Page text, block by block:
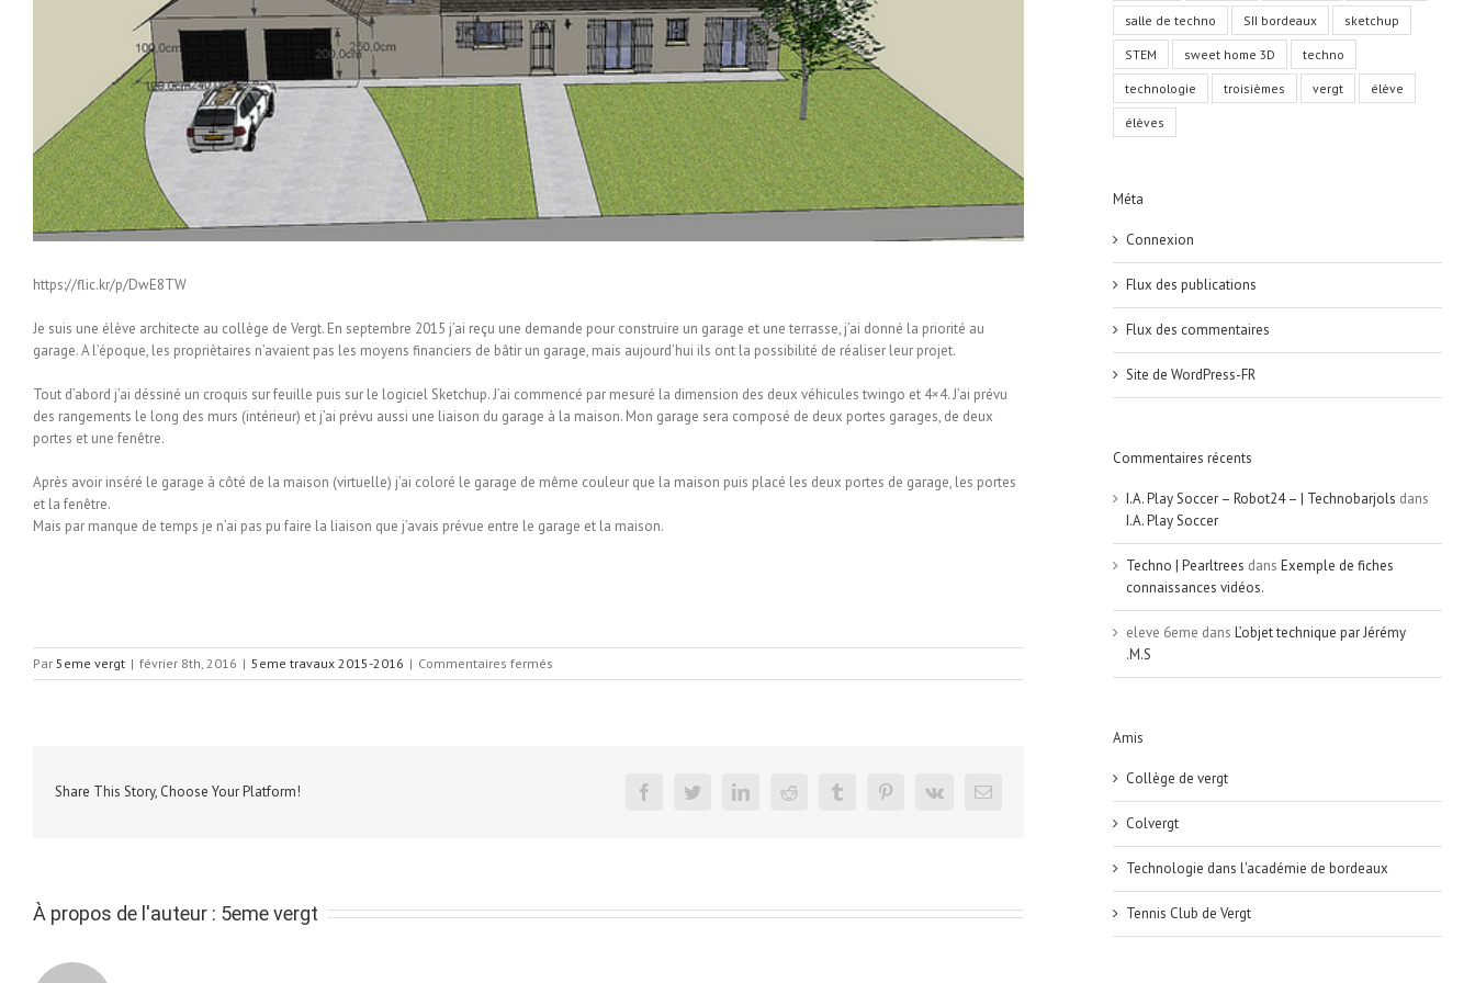
https://flic.kr/p/DwE8TW
Je suis une élève architecte au collège de Vergt. En septembre 2015 j’ai reçu une demande pour construire un garage et une terrasse, j’ai donné la priorité au
garage. A l’époque, les propriètaires n’avaient pas les moyens financiers de bâtir un garage, mais aujourd’hui ils ont la possibilité de réaliser leur projet.
Tout d’abord j’ai déssiné un croquis sur feuille puis sur le logiciel Sketchup. J’ai commencé par mesuré la dimension des deux véhicules twingo et 4×4. J’ai prévu
des rangements le long des murs (intérieur) et j’ai prévu aussi une liaison du garage à la maison. Mon garage sera composé de deux portes garages, de deux
portes et une fenêtre.
Après avoir inséré le garage à côté de la maison (virtuelle) j’ai coloré le garage de même couleur que la maison puis placé les deux portes de garage, les portes
et la fenêtre.
Mais par manque de temps je n’ai pas pu faire la liaison que j’avais prévue entre le garage et la maison.
Par 5eme vergt | février 8th, 2016 | 5eme travaux 2015-2016 | Commentaires fermés
garage
Share This Story, Choose Your Platform! facebooktwitter linkedinreddit tumblr pinterestvk Email
À propos de l'auteur : 5eme vergt
salle de techno SII bordeaux sketchup
STEM sweet home 3D techno
technologie troisièmes vergt élève
élèves
Méta
Connexion
Flux des publications
Flux des commentaires
Site de WordPress-FR
Commentaires récents
I.A. Play Soccer – Robot24 – | Technobarjols dans
I.A. Play Soccer
Techno | Pearltrees dans Exemple de fiches
connaissances vidéos.
eleve 6eme dans L’objet technique par Jérémy
.M.S
Amis
Collège de vergt
Colvergt
Technologie dans l'académie de bordeaux
Tennis Club de Vergt